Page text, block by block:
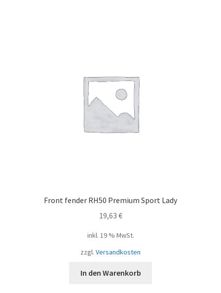
Front fender RH50 Premium Sport Lady
19,63 €
inkl. 19 % MwSt.
zzgl. Versandkosten
In den Warenkorb